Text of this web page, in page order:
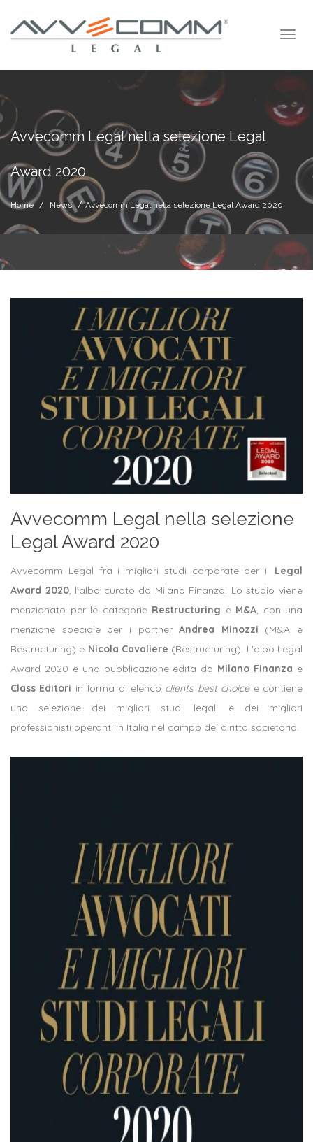
Avvecomm Legal nella selezione Legal
Award 2020
Home News Avvecomm Legal nella selezione Legal Award 2020
Avvecomm Legal nella selezione
Legal Award 2020
Avvecomm Legal fra i migliori studi corporate per il Legal
Award 2020, l'albo curato da Milano Finanza. Lo studio viene
menzionato per le categorie Restructuring e M&A, con una
menzione speciale per i partnerAndrea Minozzi (M&A e
Restructuring) e Nicola Cavaliere (Restructuring). L'albo Legal
Award 2020 è una pubblicazione edita da Milano Finanza e
Class Editori in forma di elenco clients best choicee contiene
una selezione dei migliori studi legali e dei migliori
professionisti operanti in Italia nel campo del diritto societario.